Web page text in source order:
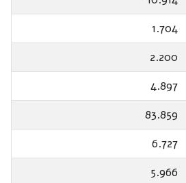
1.704
2.200
4.897
83.859
6.727
5.966